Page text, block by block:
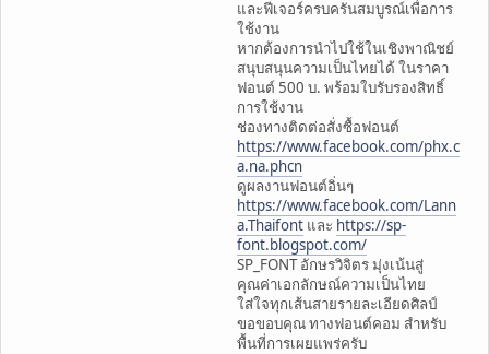
และฟีเจอร์ครบครันสมบูรณ์เพื่อการ
ใช้งาน
หากต้องการนำไปใช้ในเชิงพาณิชย์
สนุบสนุนความเป็นไทยได้ ในราคา
ฟอนต์ 500 บ. พร้อมใบรับรองสิทธิ์
การใช้งาน
ช่องทางติดต่อสั่งซื้อฟอนต์
https://www.facebook.com/phx.c
a.na.phcn
ดูผลงานฟอนต์อิ่นๆ
https://www.facebook.com/Lann
a.Thaifont และ https://sp-
font.blogspot.com/
SP_FONT อักษรวิจิตร มุ่งเน้นสู่
คุณค่าเอกลักษณ์ความเป็นไทย
ใส่ใจทุกเส้นสายรายละเอียดศิลป์
ขอขอบคุณ ทางฟอนต์คอม สำหรับ
พื้นที่การเผยแพร่ครับ